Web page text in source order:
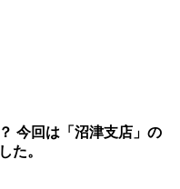
今回は「沼津支店」の
た。